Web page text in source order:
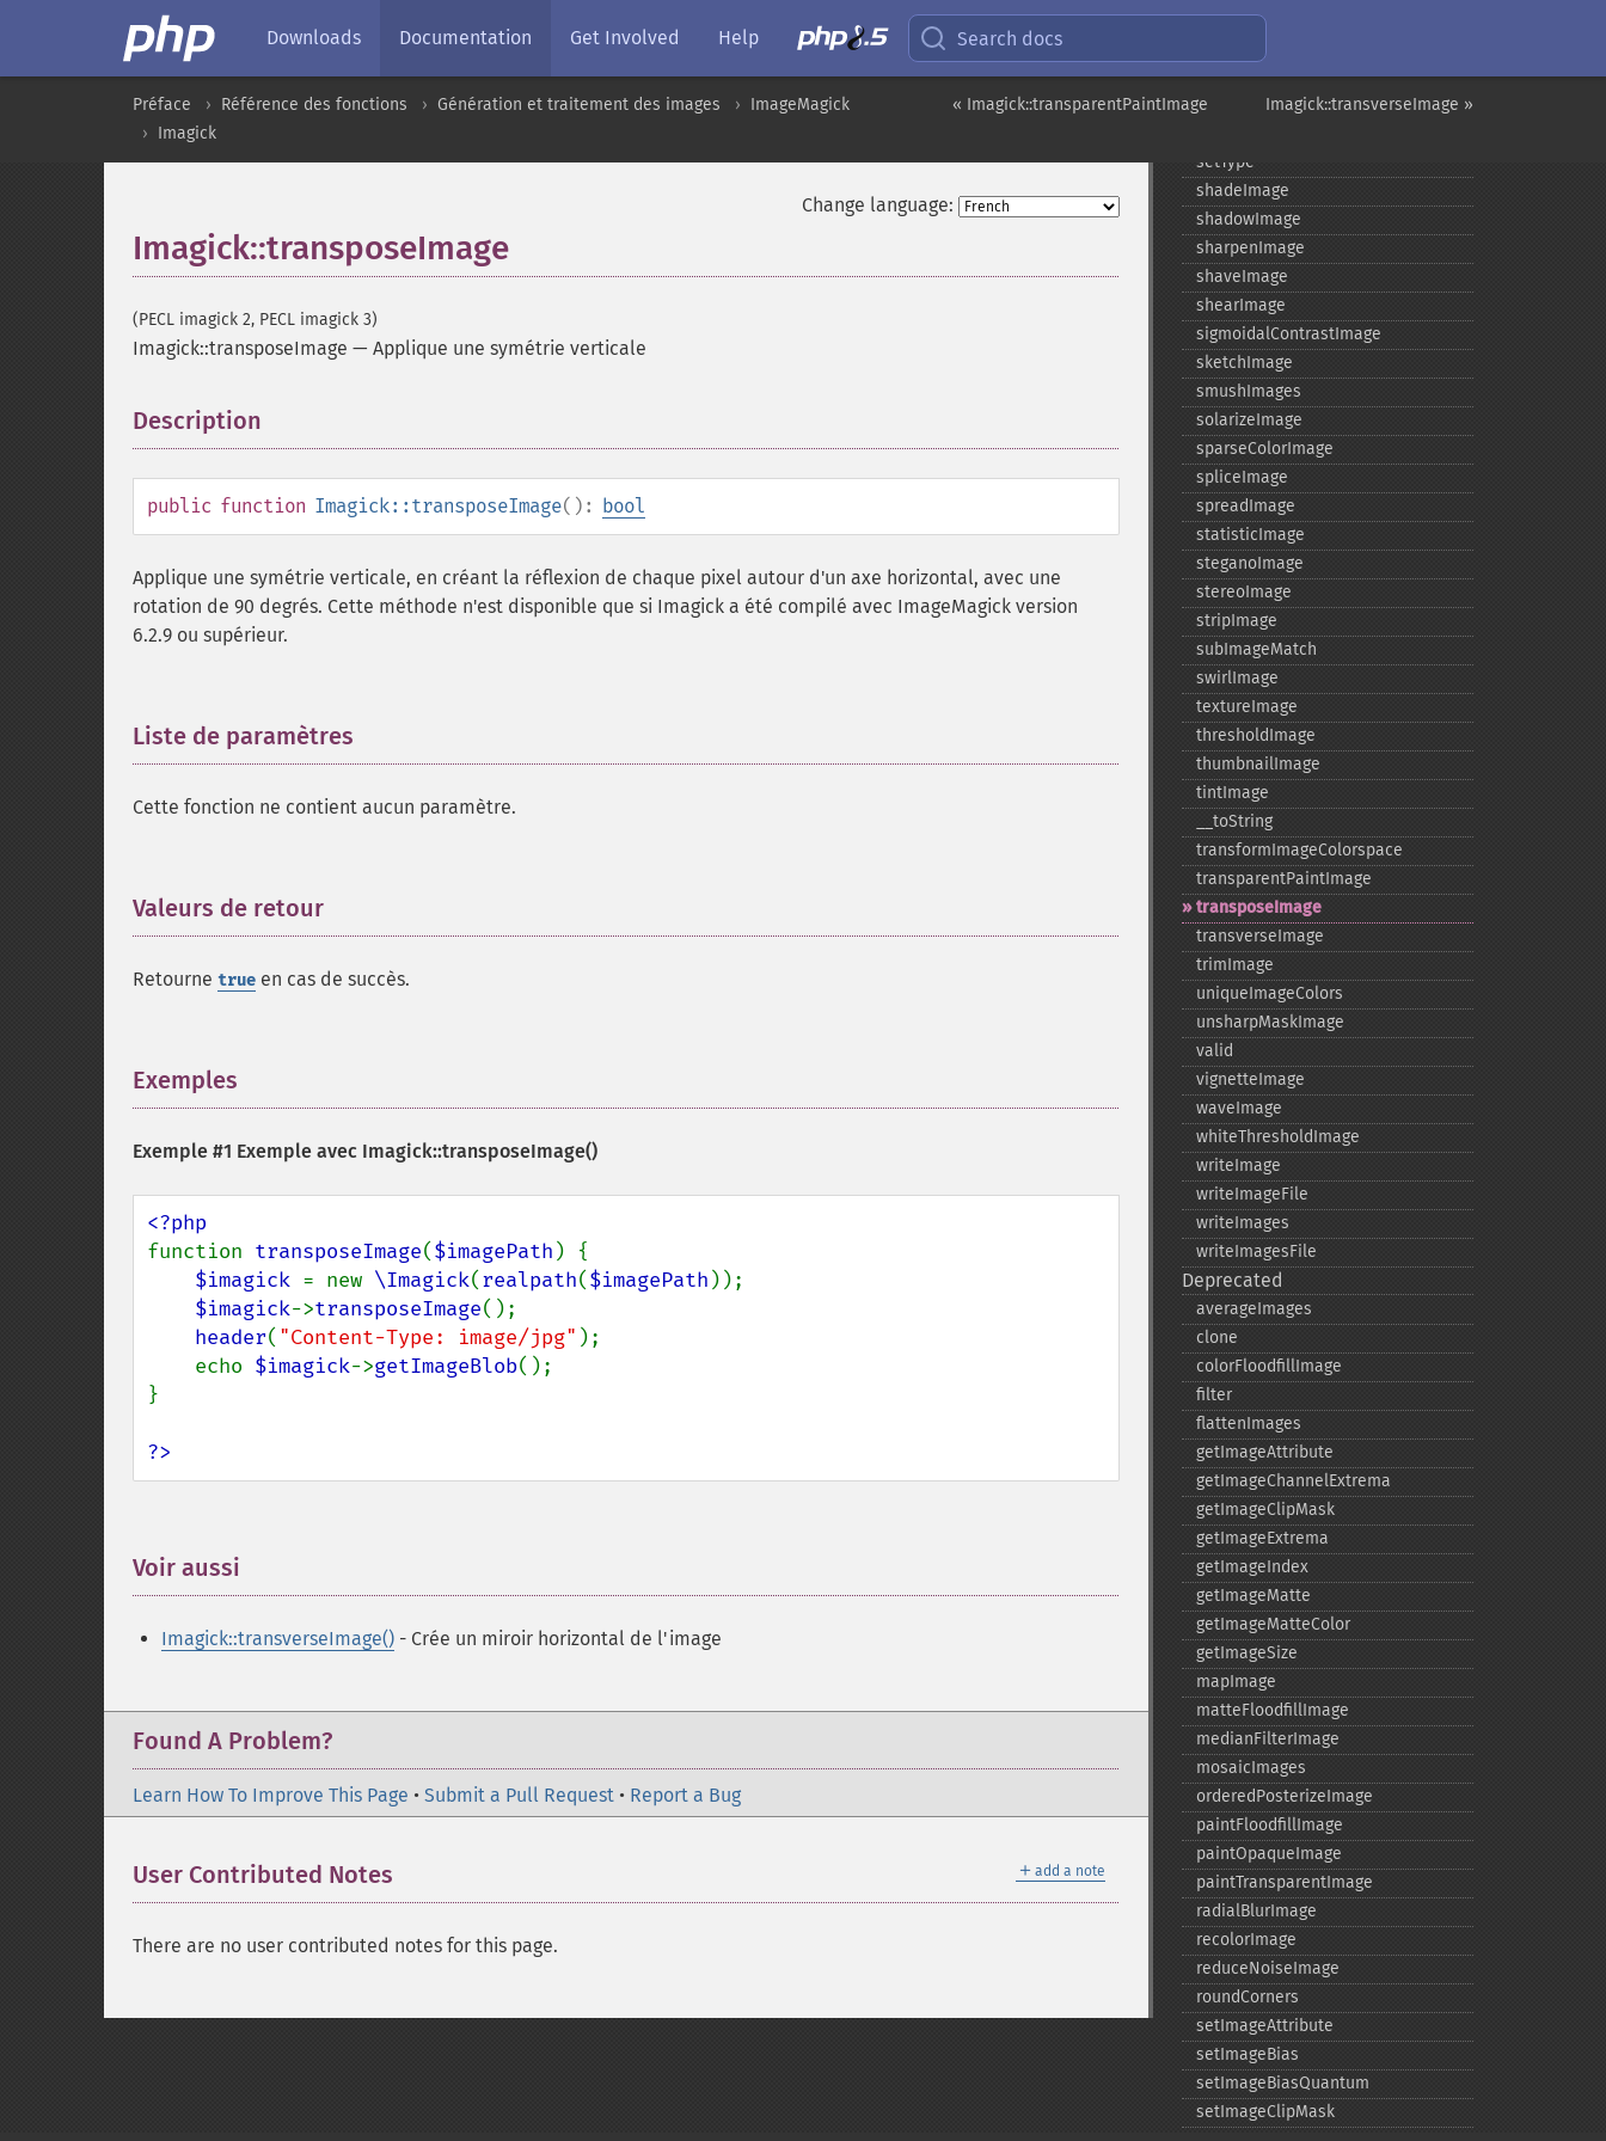
Downloads Documentation Get Involved Help Search docs
Imagick::transverseImage »
« Imagick::transparentPaintImage
Préface Référence des fonctions Génération et traitement des images
ImageMagick
Imagick
Change language:
Imagick::transposeImage
(PECL imagick 2, PECL imagick 3)
Imagick::transposeImage — Applique une symétrie verticale
Description
public function Imagick::transposeImage(): bool
Applique une symétrie verticale, en créant la réflexion de chaque pixel autour d'un axe horizontal, avec une
rotation de 90 degrés. Cette méthode n'est disponible que si Imagick a été compilé avec ImageMagick version
6.2.9 ou supérieur.
Liste de paramètres
Cette fonction ne contient aucun paramètre.
Valeurs de retour
Retourne true en cas de succès.
Exemples
Exemple #1 Exemple avec Imagick::transposeImage()
function transposeImage($imagePath ) {
$imagick = new \Imagick(realpath($imagePath ));
$imagick->transposeImage();
header( "Content-Type: image/jpg" );
    echo
$imagick->getImageBlob();
}
?>
Voir aussi
Imagick::transverseImage() - Crée un miroir horizontal de l'image
Found A Problem?
Learn How To Improve This Page • Submit a Pull Request • Report a Bug
＋ add a note
User Contributed Notes
There are no user contributed notes for this page.
setResolution
setSamplingFactors
setSize
setType
shadeImage
shadowImage
sharpenImage
shaveImage
shearImage
sigmoidalContrastImage
sketchImage
smushImages
solarizeImage
sparseColorImage
spliceImage
spreadImage
statisticImage
steganoImage
stereoImage
stripImage
subImageMatch
swirlImage
textureImage
thresholdImage
thumbnailImage
tintImage
_​_​toString
transformImageColorspace
transparentPaintImage
transposeImage
transverseImage
trimImage
uniqueImageColors
unsharpMaskImage
valid
vignetteImage
waveImage
whiteThresholdImage
writeImage
writeImageFile
writeImages
writeImagesFile
Deprecated
averageImages
clone
colorFloodfillImage
filter
flattenImages
getImageAttribute
getImageChannelExtrema
getImageClipMask
getImageExtrema
getImageIndex
getImageMatte
getImageMatteColor
getImageSize
mapImage
matteFloodfillImage
medianFilterImage
mosaicImages
orderedPosterizeImage
paintFloodfillImage
paintOpaqueImage
paintTransparentImage
radialBlurImage
recolorImage
reduceNoiseImage
roundCorners
setImageAttribute
setImageBias
setImageBiasQuantum
setImageClipMask